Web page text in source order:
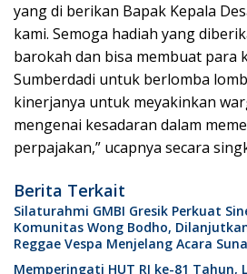
yang di berikan Bapak Kepala
kami. Semoga hadiah yang
barokah dan bisa membuat para
Sumberdadi untuk berlomba
kinerjanya untuk meyakinkan
mengenai kesadaran dalam
perpajakan,” ucapnya secara
Berita Terkait
Silaturahmi GMBI Gresik Perkuat
Komunitas Wong Bodho,
Reggae Vespa Menjelang Acara
Santunan Anak Yatim
Memperingati HUT RI ke-81 Tahun,